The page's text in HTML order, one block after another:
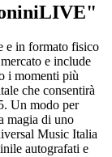
e in formato fisico
e include
i momenti più
che consentirà
Un modo per
magia di uno
Music Italia
autografati e